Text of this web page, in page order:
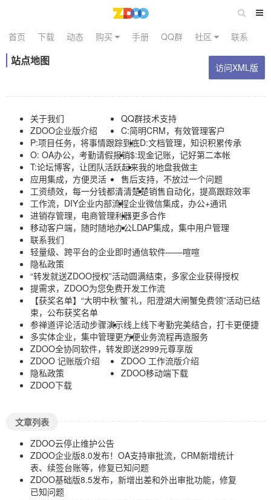
首页 下载 动态 购买 手册 QQ群 社区 联系
站点地图 访问XML版
关于我们
QQ群技术支持
ZDOO企业版介绍
C:简明CRM，有效管理客户
P:项目任务，将事情跟踪到底D:文档管理，知识积累传承
O: OA办公，考勤请假报销$:现金记账，记好第二本帐
T:论坛博客，让团队活跃起来我的地盘我做主
应用集成，方便灵活
售后支持，不放过一个问题
工资绩效，每一分钱都清清楚楚销售自动化，提高跟踪效率
工作流，DIY企业内部流程企业微信集成，办公+通讯
进销存管理，电商管理利器更多合作
移动客户端，随时随地办公LDAP集成，集中用户管理
联系我们
轻量级、跨平台的企业即时通信软件——喧喧
隐私政策
“转发就送ZDOO授权”活动圆满结束，多家企业获得授权
提需求，ZDOO为您免费开发工作流
【获奖名单】“大明中秋‘蟹’礼，阳澄湖大闸蟹免费领”活动已结
束，公布获奖名单
参禅道评论活动步骤演示线上线下考勤完美结合，打卡更便捷
多实体企业，集中管理更方便业务流程再造服务
ZDOO全协同软件，转发即送2999元尊享版
ZDOO 记账版介绍
ZDOO 工作流版介绍
隐私政策
ZDOO移动端下载
ZDOO下载
文章列表
ZDOO云停止维护公告
ZDOO企业版8.0发布！OA支持审批流，CRM新增统计
表、续签台账等，修复已知问题
ZDOO基础版8.5发布，新增出差和外出审批功能，修复
已知问题